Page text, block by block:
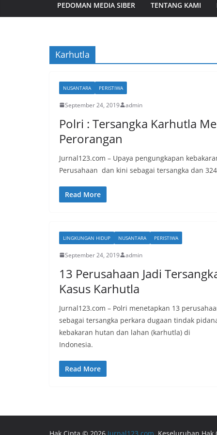
PEDOMAN MEDIA SIBER TENTANG KAMI
Karhutla
NUSANTARA PERISTIWA
September 24, 2019 admin
Polri : Tersangka Karhutla
Perorangan
Jurnal123.com – Upaya pengungkapan
Perusahaan dan kini sebagai tersangka dan
Read More
LINGKUNGAN HIDUP NUSANTARA PERISTIWA
September 24, 2019 admin
13 Perusahaan Jadi
Kasus Karhutla
Jurnal123.com – Polri menetapkan 13
sebagai tersangka perkara dugaan tindak
kebakaran hutan dan lahan (karhutla) di
Indonesia.
Read More